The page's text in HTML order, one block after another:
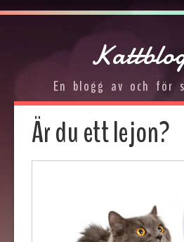
En blogg av och för
Är du ett lejon?